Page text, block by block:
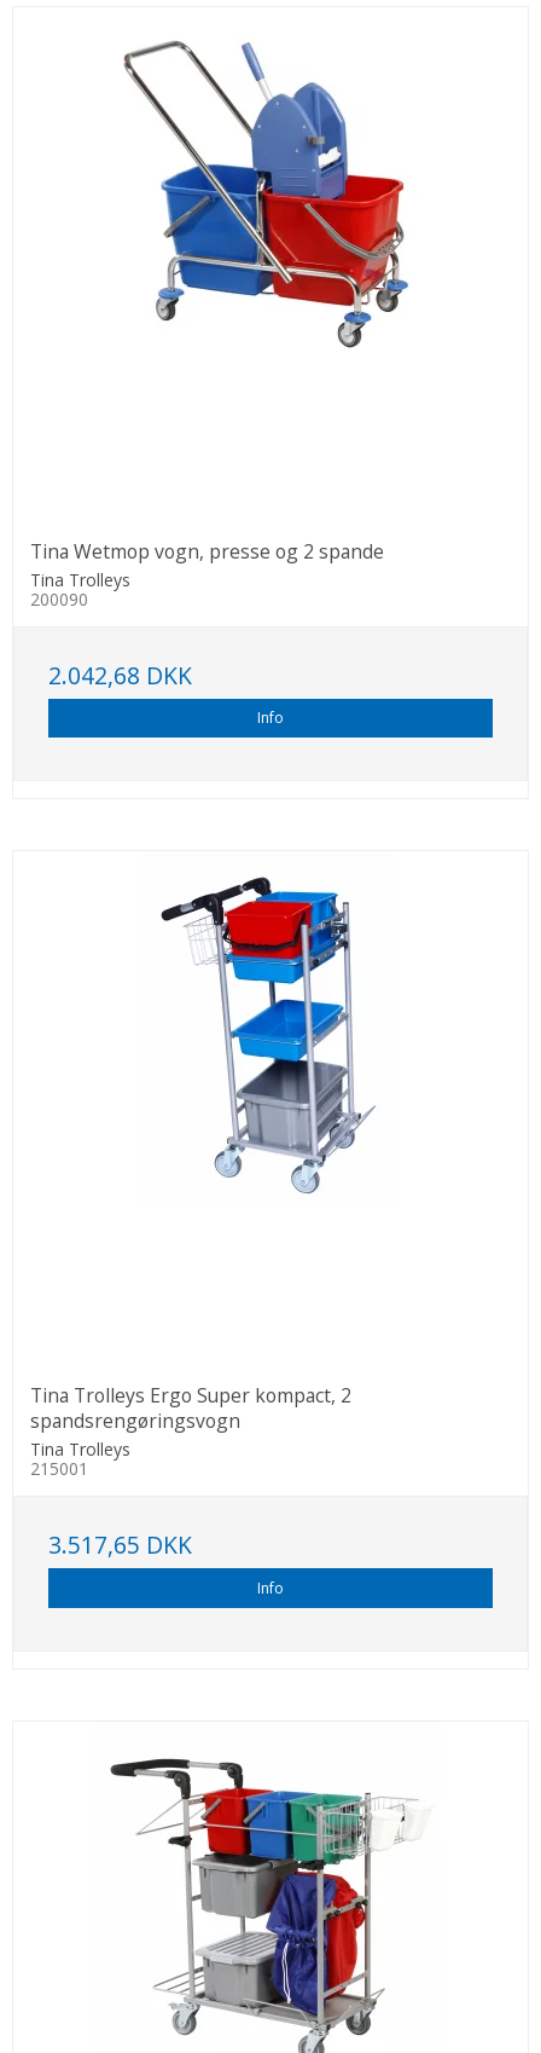
Tina Wetmop vogn, presse og 2 spande
Tina Trolleys
200090
2.042,68 DKK
Info
Tina Trolleys Ergo Super kompact, 2
spandsrengøringsvogn
Tina Trolleys
215001
3.517,65 DKK
Info